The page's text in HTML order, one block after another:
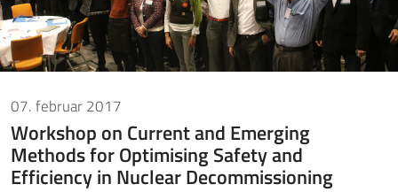
07. februar 2017
Workshop on Current and Emerging
Methods for Optimising Safety and
Efficiency in Nuclear Decommissioning